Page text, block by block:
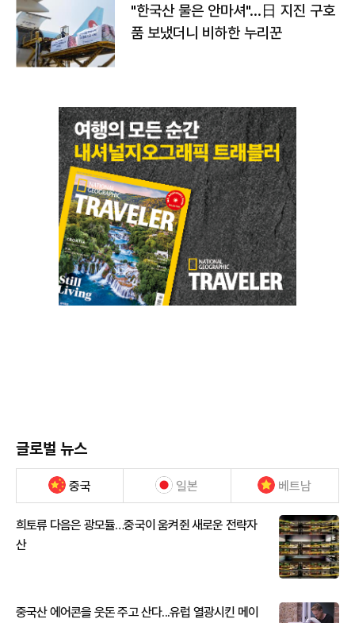
"한국산 물은 안마셔"…日 지진 구호
품 보냈더니 비하한 누리꾼
글로벌 뉴스
중국 일본 베트남
희토류 다음은 광모듈…중국이 움켜쥔 새로운 전략자
산
중국산 에어콘을 웃돈 주고 산다...유럽 열광시킨 메이